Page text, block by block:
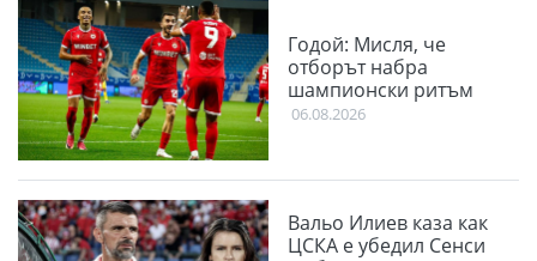
Годой: Мисля, че
отборът набра
шампионски ритъм
06.08.2026
Вальо Илиев каза как
ЦСКА е убедил Сенси